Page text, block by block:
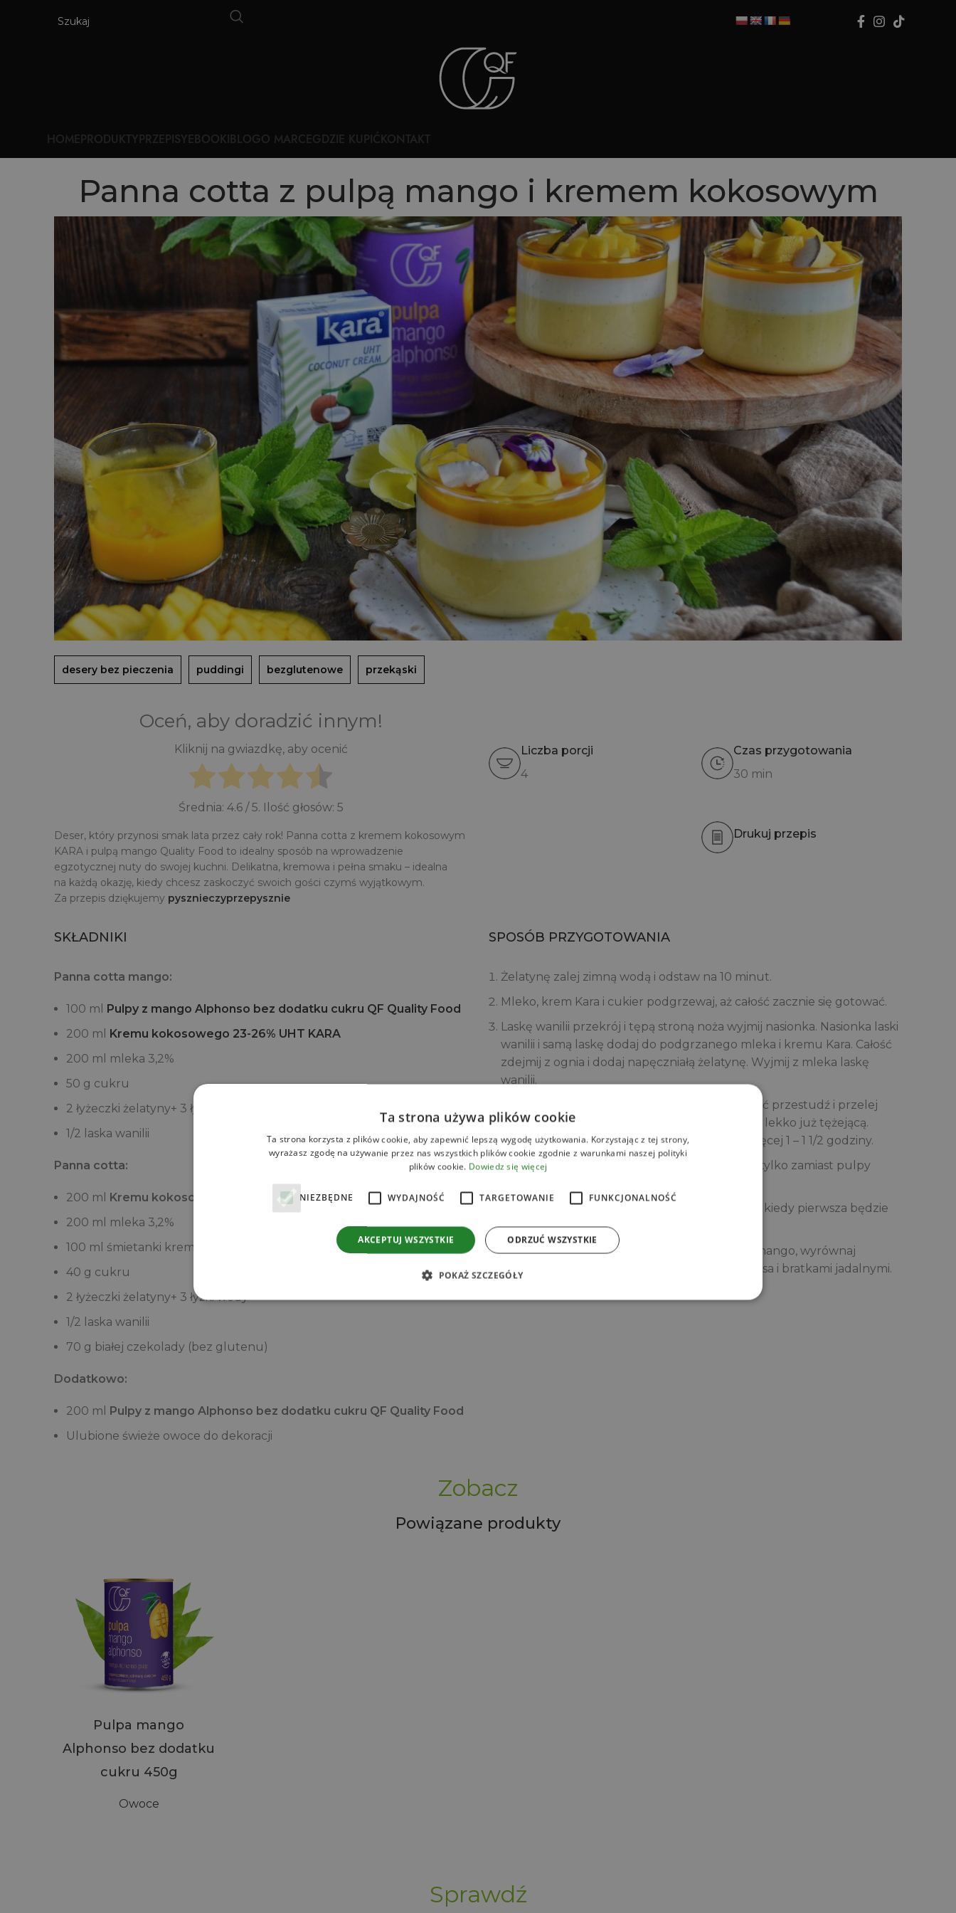
HOMEPRODUKTYPRZEPISYEBOOKIBLOGO MARCEGDZIE KUPIĆKONTAKT
Panna cotta z pulpą mango i kremem kokosowym
desery bez pieczenia puddingi bezglutenowe przekąski
Oceń, aby doradzić innym!
Kliknij na gwiazdkę, aby ocenić
Średnia: 4.6/ 5. Ilość głosów: 5
Deser, który przynosi smak lata przez cały rok! Panna cotta z kremem kokosowym
KARA i pulpą mango Quality Food to idealny sposób na wprowadzenie
egzotycznej nuty do swojej kuchni. Delikatna, kremowa i pełna smaku – idealna
na każdą okazję, kiedy chcesz zaskoczyć swoich gości czymś wyjątkowym.
Za przepis dziękujemy pysznieczyprzepysznie
Liczba porcji
4
Czas przygotowania
30 min
Drukuj przepis
SKŁADNIKI
Panna cotta mango:
100 ml
Pulpy z mango Alphonso bez dodatku cukru QF Quality Food
200 ml
Kremu kokosowego 23-26% UHT KARA
200 ml mleka 3,2%
50 g cukru
2 łyżeczki żelatyny+ 3 łyżki wody
1/2 laska wanilii
Panna cotta:
200 ml
Kremu kokosowego 23-26% UHT KARA
200 ml mleka 3,2%
100 ml śmietanki kremówki 30%
40 g cukru
2 łyżeczki żelatyny+ 3 łyżki wody
1/2 laska wanilii
70 g białej czekolady (bez glutenu)
Dodatkowo:
200 ml
Pulpy z mango Alphonso bez dodatku cukru QF Quality Food
Ulubione świeże owoce do dekoracji
SPOSÓB PRZYGOTOWANIA
Żelatynę zalej zimną wodą i odstaw na 10 minut.
Mleko, krem Kara i cukier podgrzewaj, aż całość zacznie się gotować.
Laskę wanilii przekrój i tępą stroną noża wyjmij nasionka. Nasionka laski
wanilii i samą laskę dodaj do podgrzanego mleka i kremu Kara. Całość
zdejmij z ognia i dodaj napęczniałą żelatynę. Wyjmij z mleka laskę
wanilii.
Dodaj pulpę z mango i całość wymieszaj. Całość przestudź i przelej
do foremek lub filiżanek o pojemności 200 ml lekko już tężejącą.
Wstaw do lodówki do zastygnięcia na mniej więcej 1 – 1 1/2 godziny.
Drugą warstwę przygotuj dokładnie, tak sam tylko zamiast pulpy
Kolejną warstwę lekko tężejącą wylej, dopiero kiedy pierwsza będzie
całkowicie stężona.
Na sam koniec na panna cottę wylej pulpę z mango, wyrównaj
i udekoruj np.: świeżym mango, płatkami kokosa i bratkami jadalnymi.
Zobacz
Powiązane produkty
Pulpa mango
Alphonso bez dodatku
cukru 450g
Owoce
Sprawdź
Ta strona używa plików cookie
Ta strona korzysta z plików cookie, aby zapewnić lepszą wygodę użytkowania. Korzystając z tej strony,
wyrażasz zgodę na używanie przez nas wszystkich plików cookie zgodnie z warunkami naszej polityki
plików cookie. Dowiedz się więcej
NIEZBĘDNE WYDAJNOŚĆ TARGETOWANIE FUNKCJONALNOŚĆ
AKCEPTUJ WSZYSTKIE ODRZUĆ WSZYSTKIE
POKAŻ SZCZEGÓŁY